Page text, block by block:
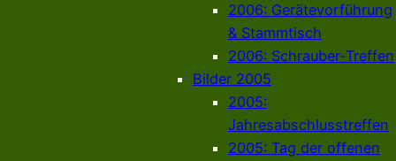
2006: Gerätevorführung
& Stammtisch
2006: Schrauber-Treffen
Bilder 2005
2005:
Jahresabschlusstreffen
2005: Tag der offenen